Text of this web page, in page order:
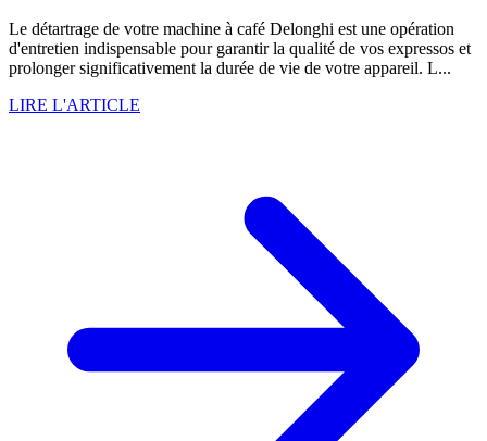
Le détartrage de votre machine à café Delonghi est une opération
d'entretien indispensable pour garantir la qualité de vos expressos et
prolonger significativement la durée de vie de votre appareil. L...
LIRE L'ARTICLE